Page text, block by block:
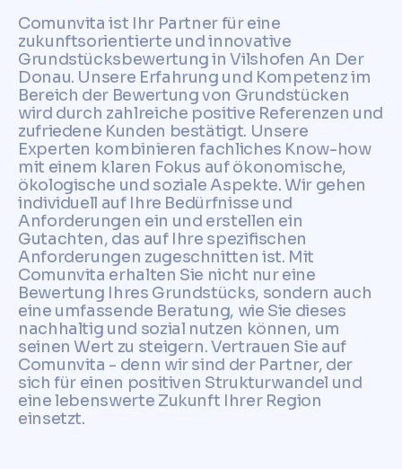
Comunvita ist Ihr Partner für eine
zukunftsorientierte und innovative
Grundstücksbewertung in Vilshofen An Der
Donau. Unsere Erfahrung und Kompetenz im
Bereich der Bewertung von Grundstücken
wird durch zahlreiche positive Referenzen und
zufriedene Kunden bestätigt. Unsere
Experten kombinieren fachliches Know-how
mit einem klaren Fokus auf ökonomische,
ökologische und soziale Aspekte. Wir gehen
individuell auf Ihre Bedürfnisse und
Anforderungen ein und erstellen ein
Gutachten, das auf Ihre spezifischen
Anforderungen zugeschnitten ist. Mit
Comunvita erhalten Sie nicht nur eine
Bewertung Ihres Grundstücks, sondern auch
eine umfassende Beratung, wie Sie dieses
nachhaltig und sozial nutzen können, um
seinen Wert zu steigern. Vertrauen Sie auf
Comunvita - denn wir sind der Partner, der
sich für einen positiven Strukturwandel und
eine lebenswerte Zukunft Ihrer Region
einsetzt.